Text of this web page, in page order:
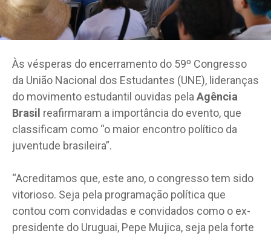
Às vésperas do encerramento do 59º Congresso
da União Nacional dos Estudantes (UNE), lideranças
do movimento estudantil ouvidas pela Agência
Brasil reafirmaram a importância do evento, que
classificam como “o maior encontro político da
juventude brasileira”.
“Acreditamos que, este ano, o congresso tem sido
vitorioso. Seja pela programação política que
contou com convidadas e convidados como o ex-
presidente do Uruguai, Pepe Mujica, seja pela forte